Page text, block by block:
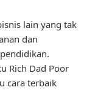
lain yang tak
dan
Rich Dad Poor
cara terbaik